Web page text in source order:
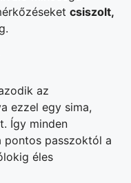
csiszolt,
az
ezzel egy sima,
Így minden
pontos passzoktól a
éles